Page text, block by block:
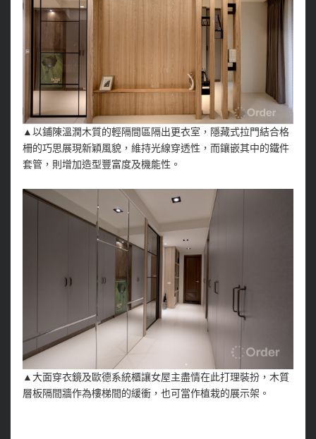
▲以鋪陳溫潤木質的輕隔間區隔出更衣室，隱藏式拉門結合格
柵的巧思展現新穎風貌，維持光線穿透性，而鑲嵌其中的鐵件
套管，則增加造型豐富度及機能性。
▲大面穿衣鏡及歐德系統櫃讓女屋主盡情在此打理裝扮，木質
層板隔間牆作為樓梯間的緩衝，也可當作植栽的展示架。